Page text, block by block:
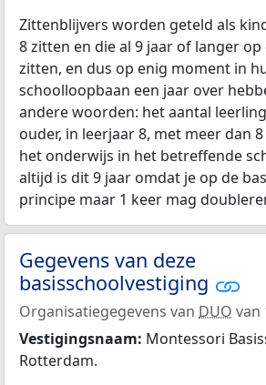
Zittenblijvers worden geteld als
8 zitten en die al 9 jaar of langer op
zitten, en dus op enig moment in
schoolloopbaan een jaar over
andere woorden: het aantal
ouder, in leerjaar 8, met meer dan
het onderwijs in het betreffende
altijd is dit 9 jaar omdat je op de
principe maar 1 keer mag
Gegevens van deze
basisschoolvestiging
Organisatiegegevens van DUO van
Vestigingsnaam: Montessori
Rotterdam.